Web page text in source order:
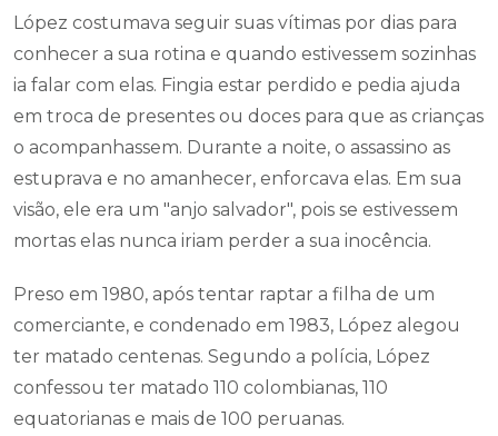
López costumava seguir suas vítimas por dias para
conhecer a sua rotina e quando estivessem sozinhas
ia falar com elas. Fingia estar perdido e pedia ajuda
em troca de presentes ou doces para que as crianças
o acompanhassem. Durante a noite, o assassino as
estuprava e no amanhecer, enforcava elas. Em sua
visão, ele era um "anjo salvador", pois se estivessem
mortas elas nunca iriam perder a sua inocência.
Preso em 1980, após tentar raptar a filha de um
comerciante, e condenado em 1983, López alegou
ter matado centenas. Segundo a polícia, López
confessou ter matado 110 colombianas, 110
equatorianas e mais de 100 peruanas.